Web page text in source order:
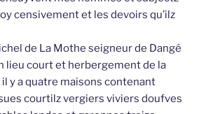
censivement et les devoirs qu’ilz
de La Mothe seigneur de Dangé
lieu court et herbergement de la
y a quatre maisons contenant
courtilz vergiers viviers doufves